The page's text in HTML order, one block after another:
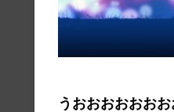
うおおおおおおお